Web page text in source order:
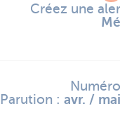
Créez une
Parution : avr. /